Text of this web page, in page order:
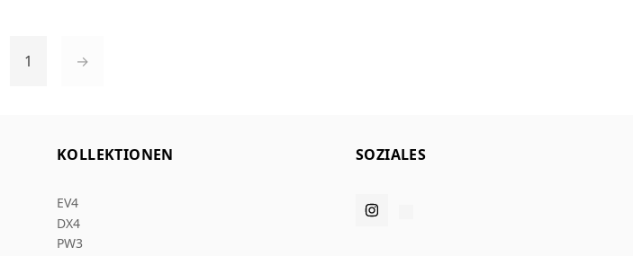
1 →
KOLLEKTIONEN
EV4
DX4
PW3
SOZIALES